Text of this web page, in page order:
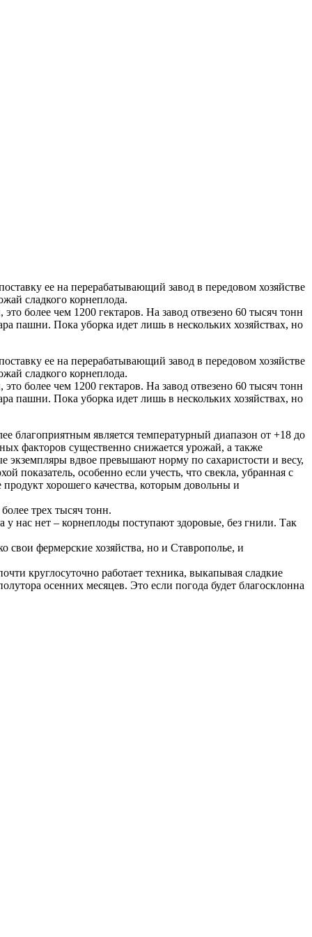
ее на перерабатывающий завод в передовом хозяйстве
сладкого корнеплода.
более чем 1200 гектаров. На завод отвезено 60 тысяч тонн
пашни. Пока уборка идет лишь в нескольких хозяйствах, но
ее на перерабатывающий завод в передовом хозяйстве
сладкого корнеплода.
более чем 1200 гектаров. На завод отвезено 60 тысяч тонн
пашни. Пока уборка идет лишь в нескольких хозяйствах, но
благоприятным является температурный диапазон от +18 до
факторов существенно снижается урожай, а также
экземпляры вдвое превышают норму по сахаристости и весу,
показатель, особенно если учесть, что свекла, убранная с
хорошего качества, которым довольны и
трех тысяч тонн.
у нас нет – корнеплоды поступают здоровые, без гнили. Так
свои фермерские хозяйства, но и Ставрополье, и
круглосуточно работает техника, выкапывая сладкие
осенних месяцев. Это если погода будет благосклонна